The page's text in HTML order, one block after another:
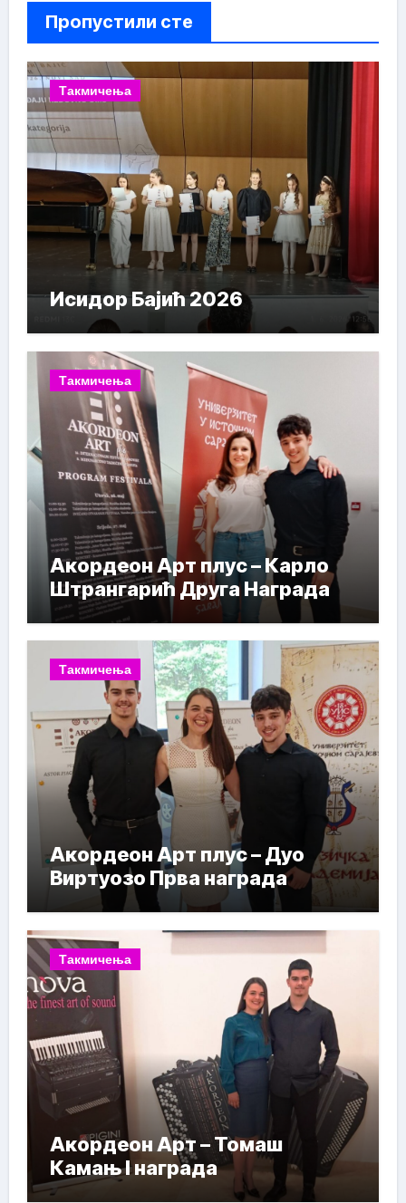
Пропустили сте
Такмичења
Исидор Бајић 2026
Такмичења
Акордеон Арт плус – Карло
Штрангарић Друга Награда
Такмичења
Акордеон Арт плус – Дуо
Виртуозо Прва награда
Такмичења
Акордеон Арт – Томаш
Камањ I награда